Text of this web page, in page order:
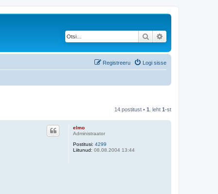
Otsi
Logi sisse
Registreeru
14 postitust • 1 . leht 1-st
elmo
Administraator
Postitusi: 4299
Liitunud: 08.08.2004 13:44